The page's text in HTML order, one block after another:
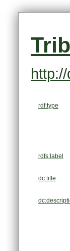
rdf:type
rdfs:label
dc:title